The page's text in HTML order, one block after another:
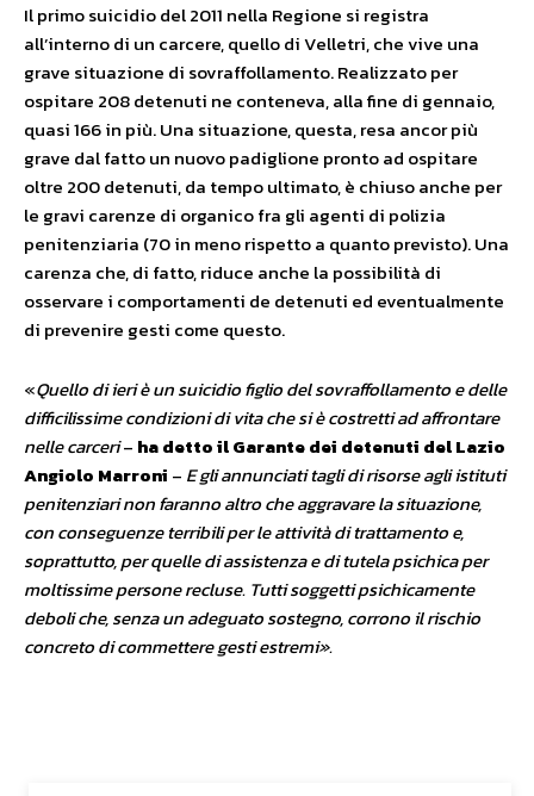
Il primo suicidio del 2011 nella Regione si registra
all’interno di un carcere, quello di Velletri, che vive una
grave situazione di sovraffollamento. Realizzato per
ospitare 208 detenuti ne conteneva, alla fine di gennaio,
quasi 166 in più. Una situazione, questa, resa ancor più
grave dal fatto un nuovo padiglione pronto ad ospitare
oltre 200 detenuti, da tempo ultimato, è chiuso anche per
le gravi carenze di organico fra gli agenti di polizia
penitenziaria (70 in meno rispetto a quanto previsto). Una
carenza che, di fatto, riduce anche la possibilità di
osservare i comportamenti de detenuti ed eventualmente
di prevenire gesti come questo.
«Quello di ieri è un suicidio figlio del sovraffollamento e delle
difficilissime condizioni di vita che si è costretti ad affrontare
nelle carceri– ha detto il Garantedei detenuti del Lazio
Angiolo Marroni – E gli annunciati tagli di risorse agli istituti
penitenziari non faranno altro che aggravare la situazione,
con conseguenze terribili per le attività di trattamento e,
soprattutto, per quelle di assistenza e di tutela psichica per
moltissime persone recluse. Tutti soggetti psichicamente
deboli che, senza un adeguato sostegno, corrono il rischio
concreto di commettere gesti estremi».